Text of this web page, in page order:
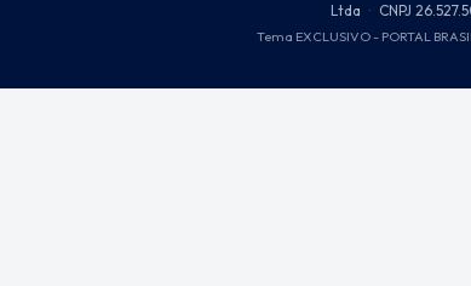
Ltda · CNPJ
Tema EXCLUSIVO - PORTAL